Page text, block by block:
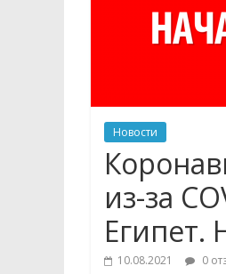
Новости
из-за
Египет.
10.08.2021 0